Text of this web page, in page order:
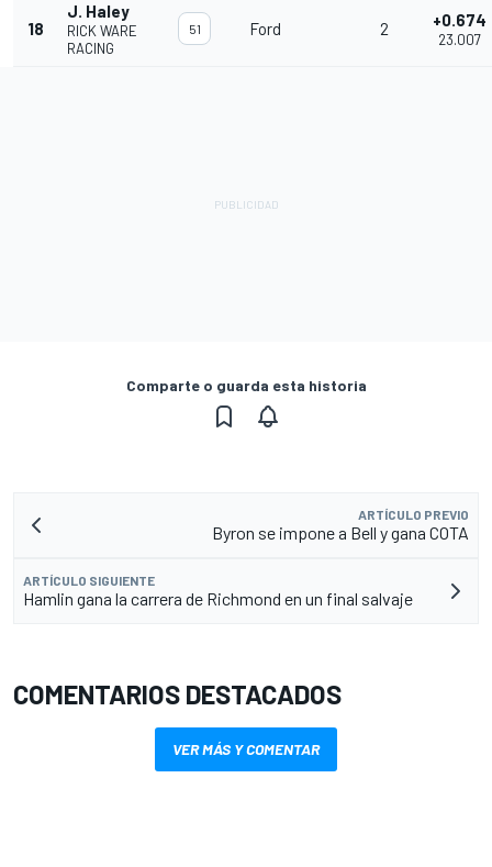
18
J. Haley
RICK WARE
RACING
51 Ford 2 +0.674
23.007
Comparte o guarda esta historia
ARTÍCULO PREVIO
Byron se impone a Bell y gana COTA
ARTÍCULO SIGUIENTE
Hamlin gana la carrera de Richmond en un final salvaje
COMENTARIOS DESTACADOS
VER MÁS Y COMENTAR